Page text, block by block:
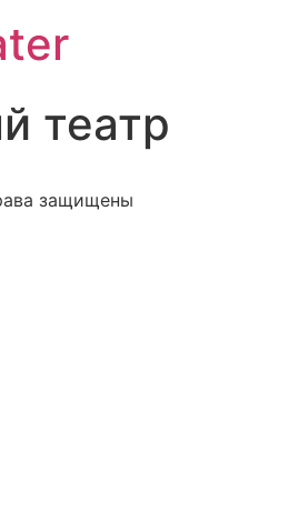
театр
защищены